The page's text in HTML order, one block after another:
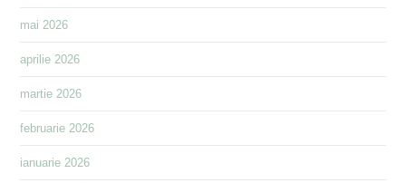
mai 2026
aprilie 2026
martie 2026
februarie 2026
ianuarie 2026